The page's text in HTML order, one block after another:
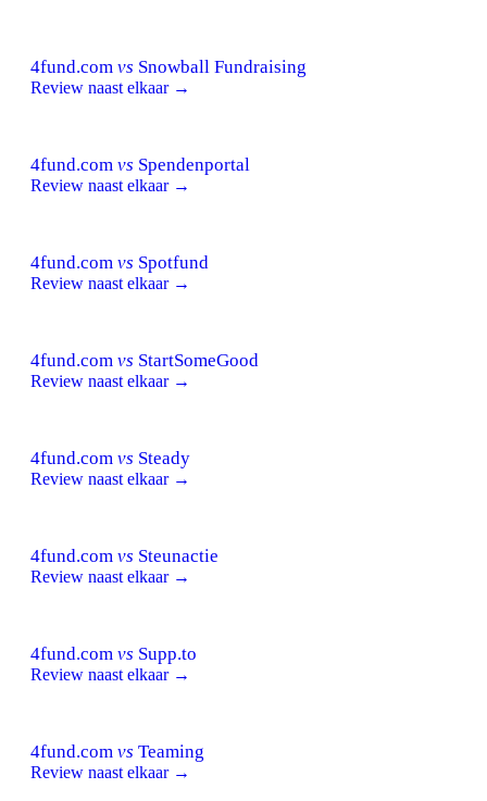
4fund.com vs Snowball Fundraising
Review naast elkaar →
4fund.com vs Spendenportal
Review naast elkaar →
4fund.com vs Spotfund
Review naast elkaar →
4fund.com vs StartSomeGood
Review naast elkaar →
4fund.com vs Steady
Review naast elkaar →
4fund.com vs Steunactie
Review naast elkaar →
4fund.com vs Supp.to
Review naast elkaar →
4fund.com vs Teaming
Review naast elkaar →